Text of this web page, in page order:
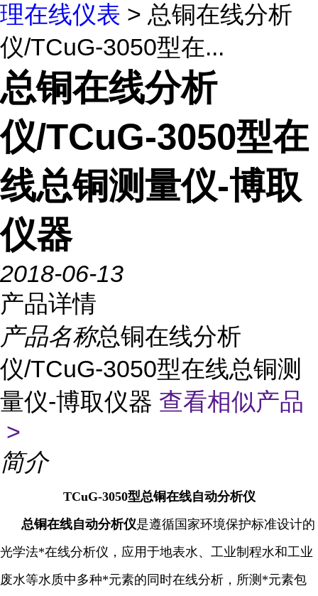
理在线仪表 > 总铜在线分析
仪/TCuG-3050型在...
总铜在线分析
仪/TCuG-3050型在
线总铜测量仪-博取
仪器
2018-06-13
产品详情
产品名称总铜在线分析
仪/TCuG-3050型在线总铜测
量仪-博取仪器 查看相似产品
>
简介
TCuG-3050型总铜在线自动分析仪
总铜在线自动分析仪是遵循国家环境保护标准设计的
光学法*在线分析仪，应用于地表水、工业制程水和工业
废水等水质中多种*元素的同时在线分析，所测*元素包